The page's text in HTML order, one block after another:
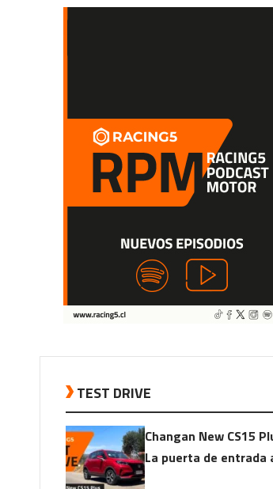
TEST DRIVE
Changan New CS15
La puerta de entrada